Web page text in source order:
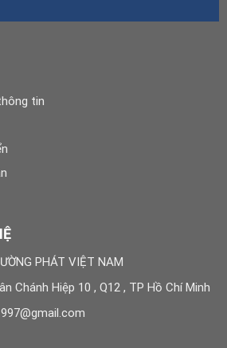
tin
PHÁT VIỆT NAM
Chánh Hiệp 10 , Q12 , TP Hồ Chí Minh